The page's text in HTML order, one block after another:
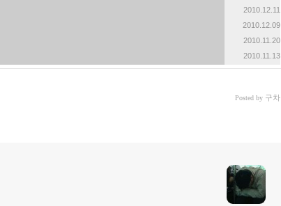
2010.12.11
2010.12.09
2010.11.20
2010.11.13
Posted by 구